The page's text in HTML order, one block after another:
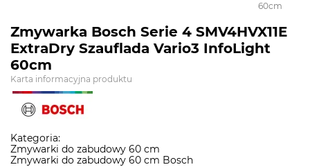
60cm
Zmywarka Bosch Serie 4 SMV4HVX11E
ExtraDry Szauflada Vario3 InfoLight
60cm
Karta informacyjna produktu
Kategoria:
Zmywarki do zabudowy 60 cm
Zmywarki do zabudowy 60 cm Bosch